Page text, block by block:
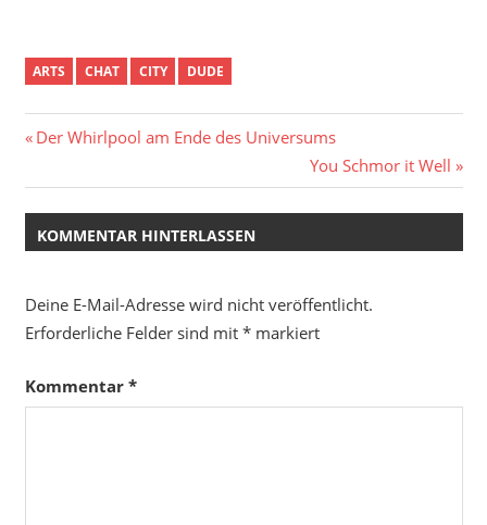
ARTS CHAT CITY DUDE
Beitragsnavigation
Vorheriger
Der Whirlpool am Ende des Universums
Nächster
Beitrag:
You Schmor it Well
KOMMENTAR HINTERLASSEN
Deine E-Mail-Adresse wird nicht veröffentlicht.
Erforderliche Felder sind mit *markiert
Kommentar *